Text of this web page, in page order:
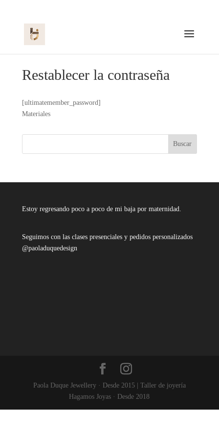
Restablecer la contraseña
[ultimatemember_password]
Materiales
Buscar
Estoy regresando poco a poco de mi baja por maternidad.
Seguimos con las clases presenciales y pedidos personalizados
@paoladuquedesign
Paola Duque Jewellery · Desde 2015 | Taller de joyería
Hagamos Joyas · Desde 2018